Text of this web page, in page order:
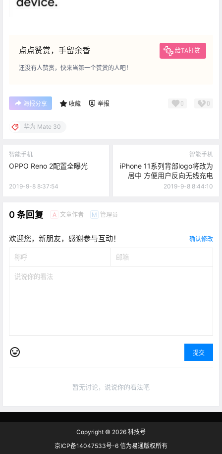
点点赞赏，手留余香 给TA打赏
还没有人赞赏，快来当第一个赞赏的人吧！
海报分享 收藏 举报 0 0
华为 Mate 30
智能手机
OPPO Reno 2配置全曝光
2019-9-8 8:37:54
智能手机
iPhone 11系列背部logo将改为
居中 方便用户反向无线充电
2019-9-8 8:44:10
0 条回复 A 文章作者 M 管理员
欢迎您，新朋友，感谢参与互动！ 确认修改
提交
暂无讨论，说说你的看法吧
Copyright © 2026 科技号
京ICP备14047533号-6 信为易通版权所有